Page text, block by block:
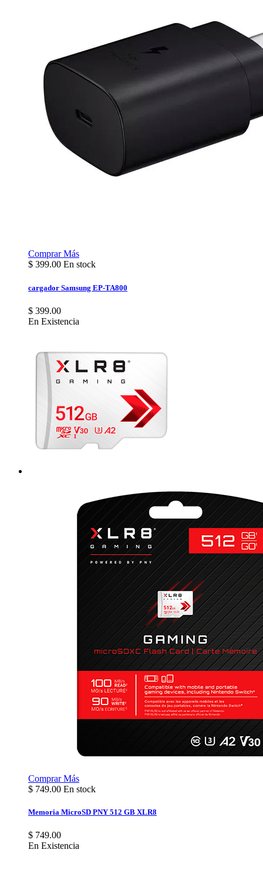
ComprarMás
$ 399.00 En stock
cargador Samsung EP-TA800
$ 399.00
En Existencia
ComprarMás
$ 749.00 En stock
Memoria MicroSD PNY 512 GB XLR8
$ 749.00
En Existencia